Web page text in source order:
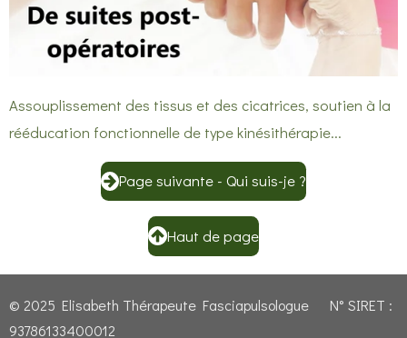
Assouplissement des tissus et des cicatrices, soutien à la
rééducation fonctionnelle de type kinésithérapie...
Page suivante - Qui suis-je ?
Haut de page
© 2025 Elisabeth Thérapeute Fasciapulsologue N° SIRET :
93786133400012